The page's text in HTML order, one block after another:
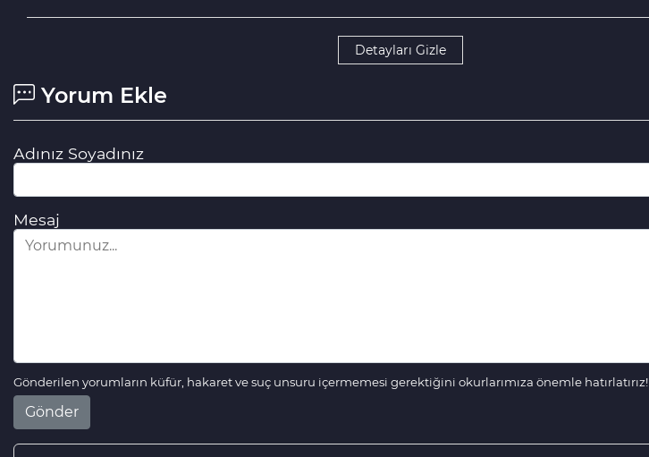
Detayları Gizle
Yorum Ekle
Adınız Soyadınız
Mesaj
Gönderilen yorumların küfür, hakaret ve suç unsuru içermemesi gerektiğini okurlarımıza önemle hatırlatırız!
Gönder